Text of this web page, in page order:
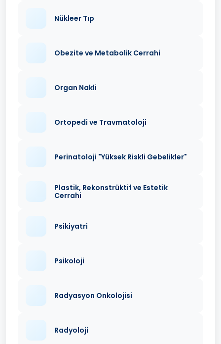
Nükleer Tıp
Obezite ve Metabolik Cerrahi
Organ Nakli
Ortopedi ve Travmatoloji
Perinatoloji "Yüksek Riskli Gebelikler"
Plastik, Rekonstrüktif ve Estetik
Cerrahi
Psikiyatri
Psikoloji
Radyasyon Onkolojisi
Radyoloji